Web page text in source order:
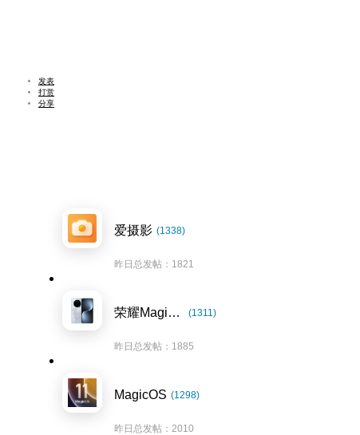
发表
打赏
分享
爱摄影 (1338)
昨日总发帖：1821
荣耀Magic7系列 (1311)
昨日总发帖：1885
MagicOS (1298)
昨日总发帖：2010